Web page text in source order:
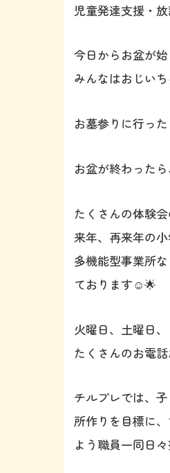
児童発達支援・
今日からお盆が始
みんなはおじい
お墓参りに行っ
お盆が終わった
たくさんの体験
来年、再来年の
多機能型事業所
ております☺️🌟
火曜日、土曜日
たくさんのお電
チルプレでは、
所作りを目標に
よう職員一同日